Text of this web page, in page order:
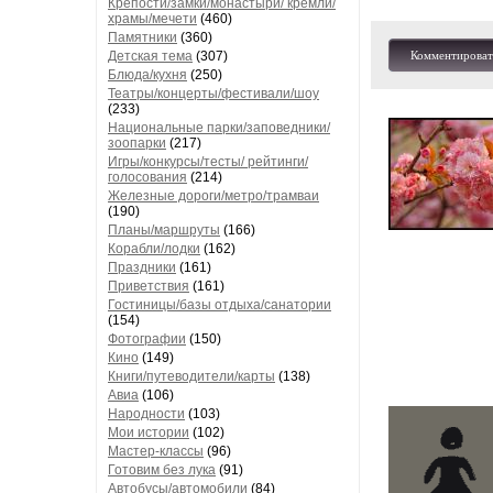
Крепости/замки/монастыри/ кремли/
храмы/мечети (460)
Памятники (360)
Детская тема (307)
Блюда/кухня (250)
Театры/концерты/фестивали/шоу
(233)
Национальные парки/заповедники/
зоопарки (217)
Игры/конкурсы/тесты/ рейтинги/
голосования (214)
Железные дороги/метро/трамваи
(190)
Планы/маршруты (166)
Корабли/лодки (162)
Праздники (161)
Приветствия (161)
Гостиницы/базы отдыха/санатории
(154)
Фотографии (150)
Кино (149)
Книги/путеводители/карты (138)
Авиа (106)
Народности (103)
Мои истории (102)
Мастер-классы (96)
Готовим без лука (91)
Автобусы/автомобили (84)